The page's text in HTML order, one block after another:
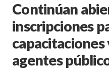
Continúan
inscripciones
agentes